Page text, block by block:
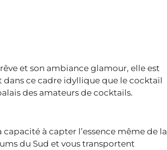
et son ambiance glamour, elle est
dans ce cadre idyllique que le cocktail
des amateurs de cocktails.
à capter l’essence même de la
du Sud et vous transportent